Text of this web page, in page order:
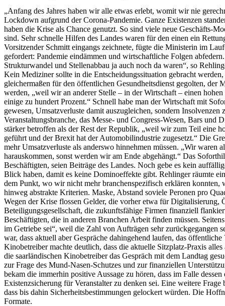
„Anfang des Jahres haben wir alle etwas erlebt, womit wir nie
Lockdown aufgrund der Corona-Pandemie. Ganze Existenzen
haben die Krise als Chance genutzt. So sind viele neue Geschäfts-
sind. Sehr schnelle Hilfen des Landes waren für den einen ein
Vorsitzender Schmitt eingangs zeichnete, fügte die Ministerin im
gefordert: Pandemie eindämmen und wirtschaftliche Folgen
Strukturwandel und Stellenabbau ja auch noch da waren“, so
Kein Mediziner sollte in die Entscheidungssituation gebracht
gleichermaßen für den öffentlichen Gesundheitsdienst gegolten, der
werden, „weil wir an anderer Stelle – in der Wirtschaft – einen
einige zu hundert Prozent.“ Schnell habe man der Wirtschaft mit
gewesen, Umsatzverluste damit auszugleichen, sondern
Veranstaltungsbranche, das Messe- und Congress-Wesen, Bars und
stärker betroffen als der Rest der Republik, „weil wir zum Teil eine
geführt und der Brexit hat der Automobilindustrie zugesetzt.“ Die
mehr Umsatzverluste als anderswo hinnehmen müssen. „Wir waren
harauskommen, sonst werden wir am Ende abgehängt.“ Das
Beschäftigten, seien Beiträge des Landes. Noch gebe es kein
Blick haben, damit es keine Dominoeffekte gibt. Rehlinger räumte
dem Punkt, wo wir nicht mehr branchenspezifisch erklären
hinweg abstrakte Kriterien. Maske, Abstand soviele Peronen pro
Wegen der Krise flossen Gelder, die vorher etwa für
Beteiligungsgesellschaft, die zukunftsfähige Firmen finanziell
Beschäftigten, die in anderen Branchen Arbeit finden müssen.
im Getriebe sei“, weil die Zahl von Aufträgen sehr zurückgegangen
war, dass aktuell aber Gespräche dahingehend laufen, das
Kinobetreiber machte deutlich, dass die aktuelle Sitzplatz-Praxis
die saarländischen Kinobetreiber das Gespräch mit dem Landtag
zur Frage des Mund-Nasen-Schutzes und zur finanziellen
bekam die immerhin positive Aussage zu hören, dass im Falle
Existenzsicherung für Veranstalter zu denken sei. Eine weitere
dass bis dahin Sicherheitsbestimmungen gelockert würden. Die
Formate.